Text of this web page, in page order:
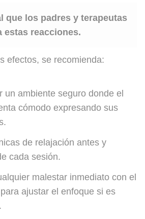
que los padres y terapeutas
estas reacciones.
efectos, se recomienda:
un ambiente seguro donde el
cómodo expresando sus
de relajación antes y
cada sesión.
malestar inmediato con el
ajustar el enfoque si es